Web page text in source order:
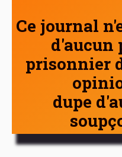
Ce journal
d'aucun
prisonnier
dupe